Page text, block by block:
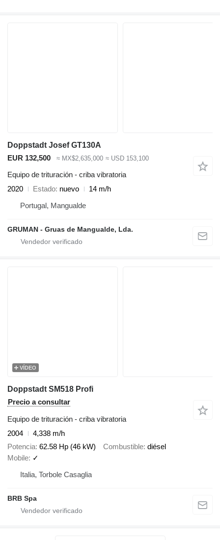
Doppstadt Josef GT130A
EUR 132,500
≈ MX$2,635,000 ≈ USD 153,100
Equipo de trituración - criba vibratoria
2020
Estado nuevo
14 m/h
Portugal, Mangualde
GRUMAN - Gruas de Mangualde, Lda.
VÍDEO
Doppstadt SM518 Profi
Precio a consultar
Equipo de trituración - criba vibratoria
2004
4,338 m/h
Potencia 62.58 Hp (46 kW) Combustible diésel
Mobile ✓
Italia, Torbole Casaglia
BRB Spa